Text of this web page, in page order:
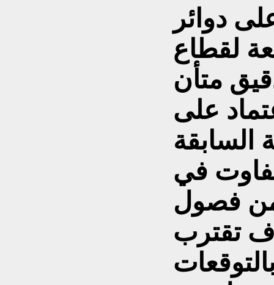
دوائر
لقطاع
متأن
على
السابقة
في
من فصول
تقترب